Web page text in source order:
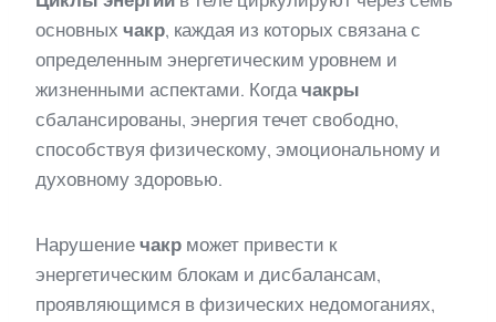
основных чакр, каждая из которых связана с
определенным энергетическим уровнем и
жизненными аспектами. Когдачакры
сбалансированы, энергия течет свободно,
способствуя физическому, эмоциональному и
духовному здоровью.
Нарушение чакр может привести к
энергетическим блокам и дисбалансам,
проявляющимся в физических недомоганиях,